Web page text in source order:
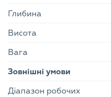
Глибина
Висота
Вага
Зовнішні умови
Діапазон робочих